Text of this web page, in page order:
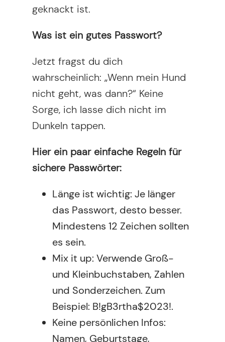
geknackt ist.
Was ist ein gutes Passwort?
Jetzt fragst du dich
wahrscheinlich: „Wenn mein Hund
nicht geht, was dann?“ Keine
Sorge, ich lasse dich nicht im
Dunkeln tappen.
Hier ein paar einfache Regeln für
sichere Passwörter:
Länge ist wichtig: Je länger
das Passwort, desto besser.
Mindestens 12 Zeichen sollten
es sein.
Mix it up: Verwende Groß-
und Kleinbuchstaben, Zahlen
und Sonderzeichen. Zum
Beispiel: B!gB3rtha$2023!.
Keine persönlichen Infos:
Namen, Geburtstage,